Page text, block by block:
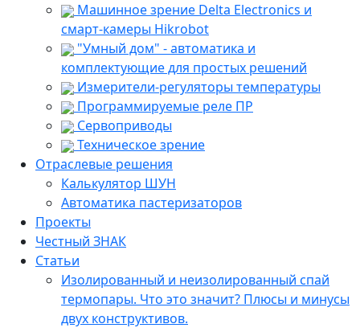
Машинное зрение Delta Electronics и
смарт-камеры Hikrobot
"Умный дом" - автоматика и
комплектующие для простых решений
Измерители-регуляторы температуры
Программируемые реле ПР
Сервоприводы
Техническое зрение
Отраслевые решения
Калькулятор ШУН
Автоматика пастеризаторов
Проекты
Честный ЗНАК
Статьи
Изолированный и неизолированный спай
термопары. Что это значит? Плюсы и минусы
двух конструктивов.